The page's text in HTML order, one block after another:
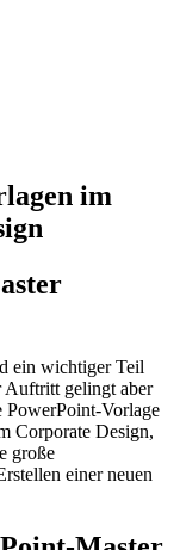
im
ein wichtiger Teil
Auftritt gelingt aber
PowerPoint-Vorlage
Corporate Design,
große
einer neuen